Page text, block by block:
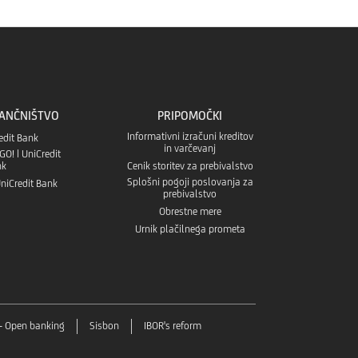
v
Play
App
Mobilna
Aplikaciji
Bank
| UniCredit
Bank
PRIPOMOČKI
Informativni izračuni kreditov
in varčevanj
Cenik storitev za prebivalstvo
Splošni pogoji poslovanja za
prebivalstvo
Obrestne mere
Urnik plačilnega prometa
Open banking Sisbon
IBOR's reform